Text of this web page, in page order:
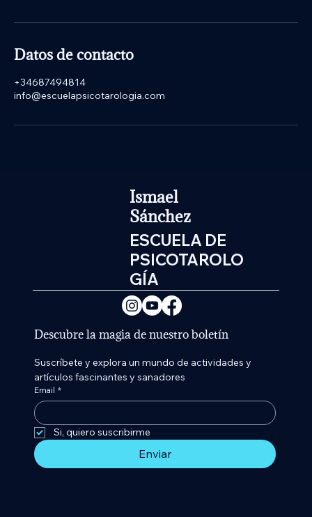
Datos de contacto
+34687494814
info@escuelapsicotarologia.com
Descubre la magia de nuestro boletín
Suscríbete y explora un mundo de actividades y
artículos fascinantes y sanadores
Email *
Enviar
Ismael
Sánchez
ESCUELA DE
PSICOTAROLO
GÍA